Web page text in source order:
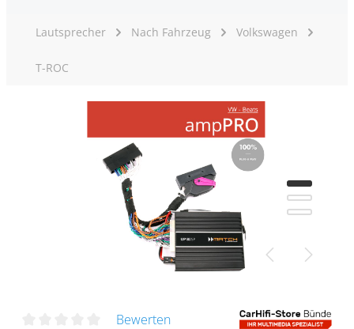
Lautsprecher Nach Fahrzeug Volkswagen
T-ROC
Bewerten